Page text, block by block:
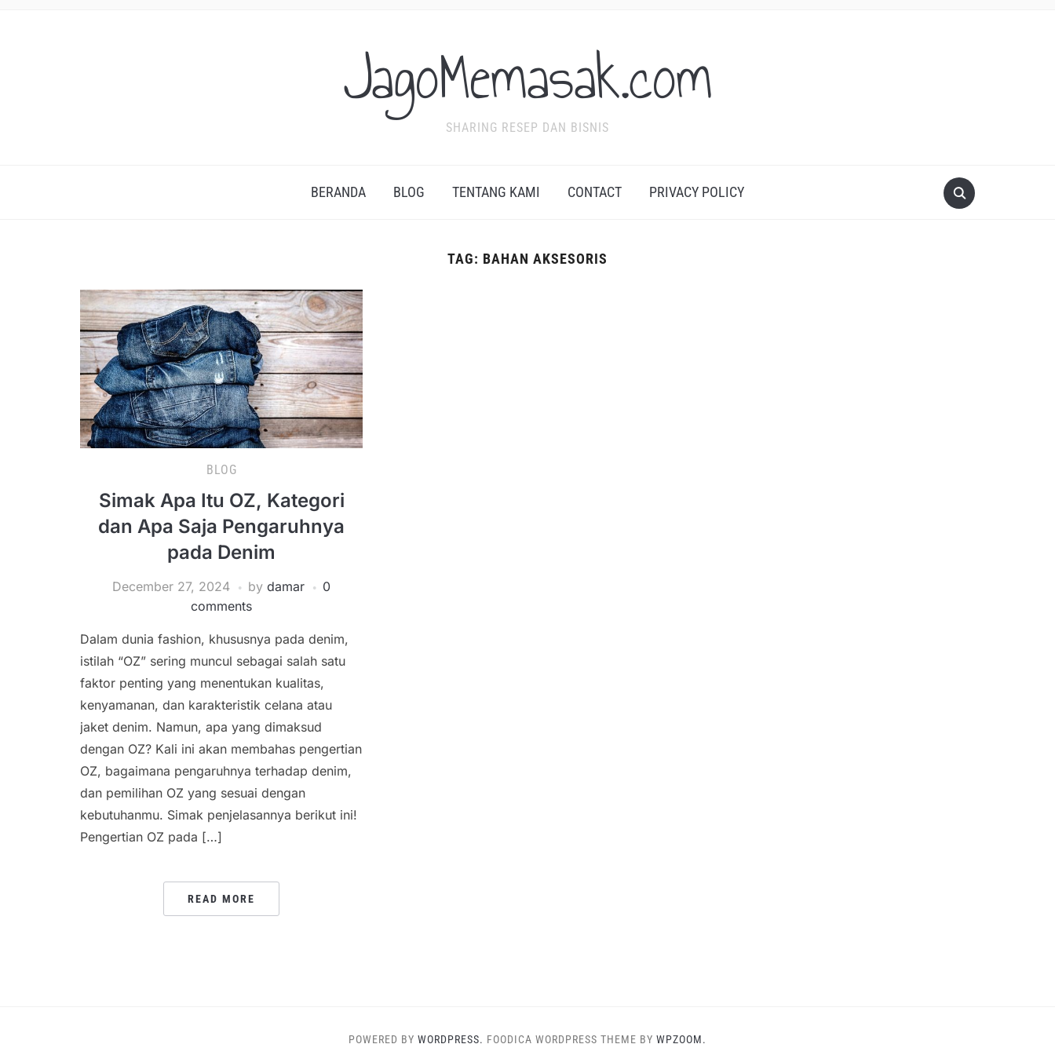
JagoMemasak.com
SHARING RESEP DAN BISNIS
BERANDA BLOG TENTANG KAMI CONTACT PRIVACY POLICY
TAG: BAHAN AKSESORIS
BLOG
Simak Apa Itu OZ, Kategori
dan Apa Saja Pengaruhnya
pada Denim
December 27, 2024 by damar
0
comments
Dalam dunia fashion, khususnya pada denim,
istilah “OZ” sering muncul sebagai salah satu
faktor penting yang menentukan kualitas,
kenyamanan, dan karakteristik celana atau
jaket denim. Namun, apa yang dimaksud
dengan OZ? Kali ini akan membahas pengertian
OZ, bagaimana pengaruhnya terhadap denim,
dan pemilihan OZ yang sesuai dengan
kebutuhanmu. Simak penjelasannya berikut ini!
Pengertian OZ pada […]
READ MORE
POWERED BY WORDPRESS. FOODICA WORDPRESS THEME BY WPZOOM.